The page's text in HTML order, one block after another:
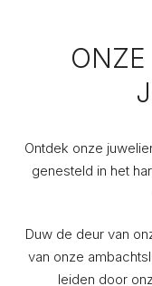
Ontdek onze
genesteld in het
Duw de deur van
van onze
leiden door